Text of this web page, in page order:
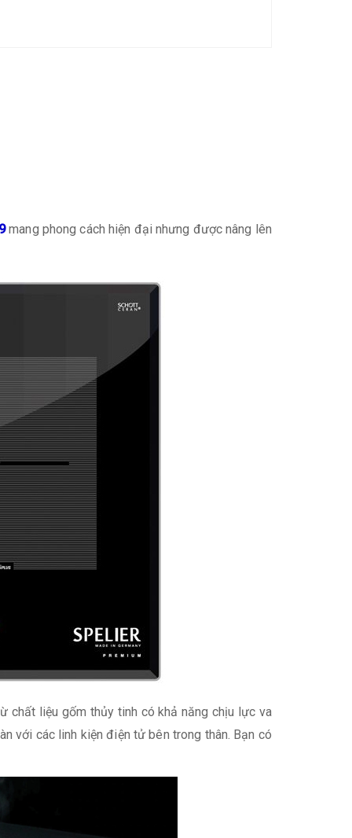
mang phong cách hiện đại nhưng được nâng lên
chất liệu gốm thủy tinh có khả năng chịu lực va
với các linh kiện điện tử bên trong thân. Bạn có